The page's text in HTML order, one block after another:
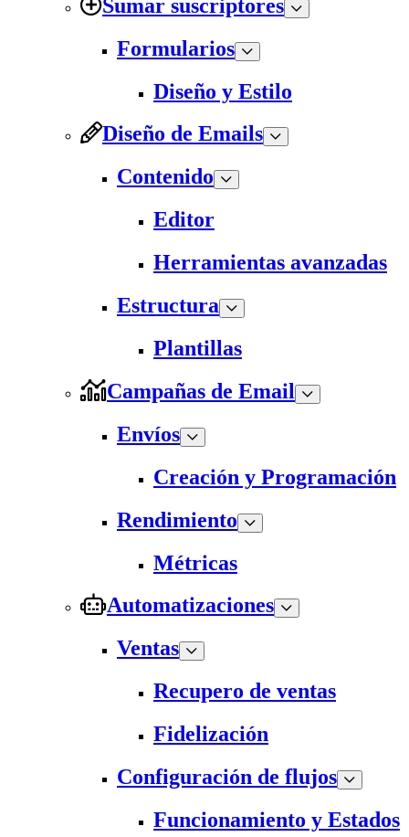
Sumar suscriptores
Formularios
Diseño y Estilo
Diseño de Emails
Contenido
Editor
Herramientas avanzadas
Estructura
Plantillas
Campañas de Email
Envíos
Creación y Programación
Rendimiento
Métricas
Automatizaciones
Ventas
Recupero de ventas
Fidelización
Configuración de flujos
Funcionamiento y Estados